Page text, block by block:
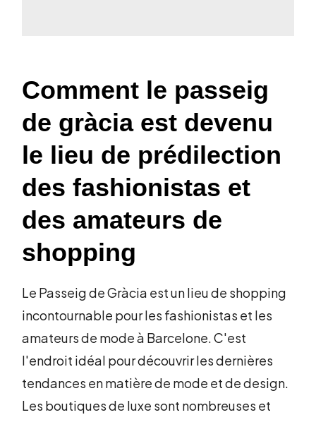
Comment le passeig
de gràcia est devenu
le lieu de prédilection
des fashionistas et
des amateurs de
shopping
Le Passeig de Gràcia est un lieu de shopping
incontournable pour les fashionistas et les
amateurs de mode à Barcelone. C'est
l'endroit idéal pour découvrir les dernières
tendances en matière de mode et de design.
Les boutiques de luxe sont nombreuses et